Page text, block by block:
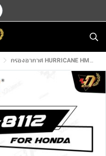
กรองอากาศ HURRICANE HM-8112 สำหรับ PCX125